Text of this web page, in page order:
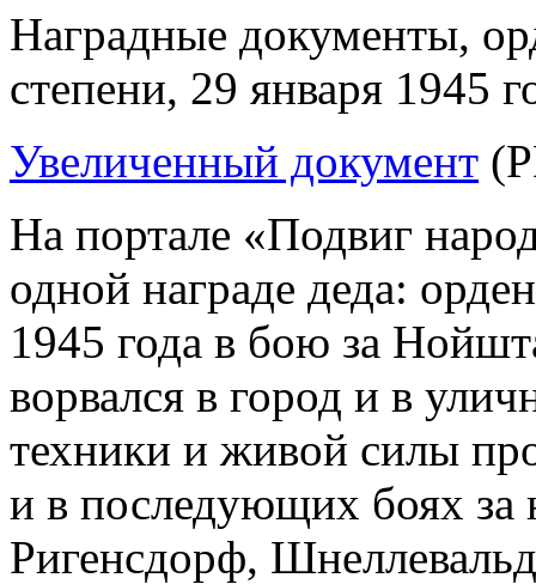
Наградные документы,
степени, 29 января 1945
Увеличенный документ
На портале «Подвиг
одной награде деда:
1945 года в бою за
ворвался в город и в
техники и живой силы
и в последующих боях за
Ригенсдорф,